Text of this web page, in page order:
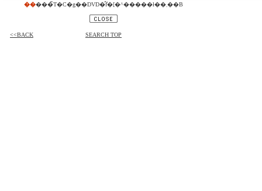
�� ���̃T�C�g��DVD�̂݃f�[�^�����ł��܂��B
<<BACK SEARCH TOP